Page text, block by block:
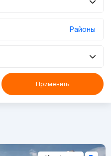
Районы
Применить